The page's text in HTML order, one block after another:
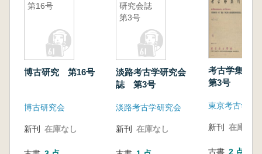
第16号
博古研究 第16号
博古研究会
新刊 在庫なし
研究会誌
第3号
淡路考古学研究会
誌 第3号
淡路考古学研究会
新刊 在庫なし
考古学集
第3号
東京考古学会
新刊 在庫なし
古書 2 点